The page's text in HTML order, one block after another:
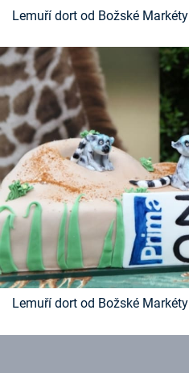
Lemuří dort od Božské Markéty
Lemuří dort od Božské Markéty